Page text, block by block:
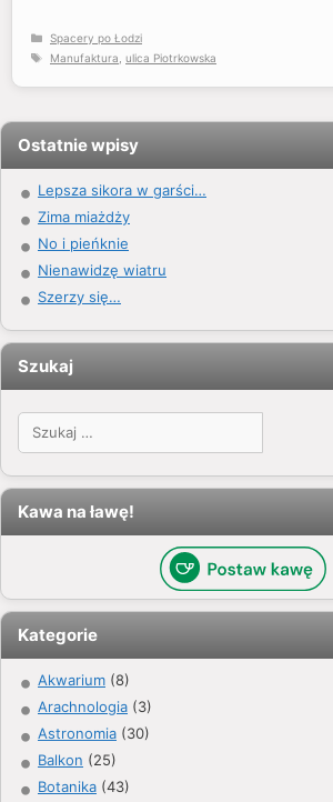
Kategorie
Spacery po Łodzi
Tagi
Manufaktura ulica Piotrkowska
Ostatnie wpisy
Lepsza sikora w garści…
Zima miażdży
No i pieńknie
Nienawidzę wiatru
Szerzy się…
Szukaj
Szukaj:
Kawa na ławę!
Kategorie
Akwarium (8)
Arachnologia (3)
Astronomia (30)
Balkon (25)
Botanika (43)